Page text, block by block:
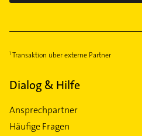
Transaktion über externe Partner
Dialog & Hilfe
Ansprechpartner
Häufige Fragen